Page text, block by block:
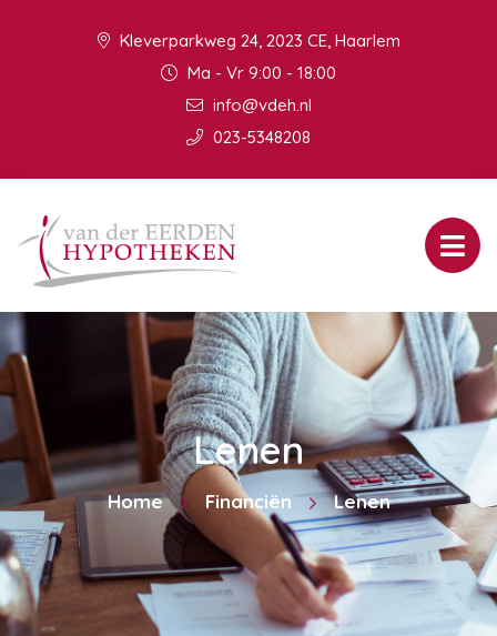
Kleverparkweg 24, 2023 CE, Haarlem
Ma - Vr 9:00 - 18:00
info@vdeh.nl
023-5348208
Lenen
Home Financiën Lenen